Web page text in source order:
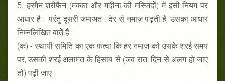
5. हरमैन शरीफैन (मक्का और मदीना की मस्जिदों) में इसी नियम पर
आधार है। परंतु दूसरी जमाअत : देर से नमाज़ पढ़ती है, उसका आधार
निम्नलिखित बातें हैं :
(क) - स्थायी समिति का एक फत्वा कि हर नमाज़ को उसके शरई समय
पर, उसकी शरई अलामत के हिसाब से (जब रात, दिन से अलग हो जाए
तो) पढ़ी जाए।